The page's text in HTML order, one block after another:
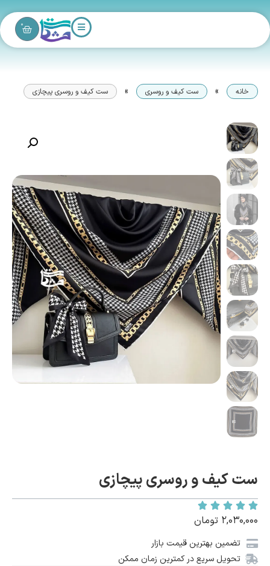
0
خانه » ست کیف و روسری » ست کیف و روسری پیچازی
ست کیف و روسری پیچازی
۲,۰۳۰,۰۰۰ تومان
تضمین بهترین قیمت بازار
تحویل سریع در کمترین زمان ممکن